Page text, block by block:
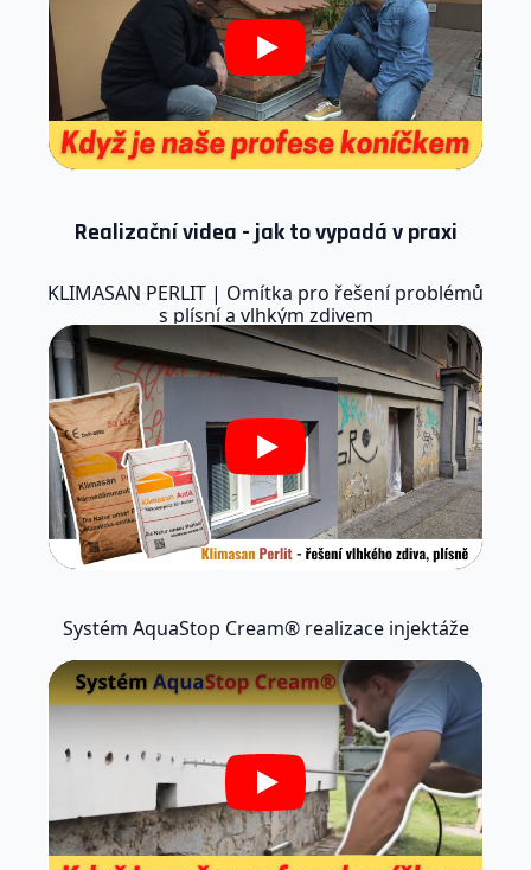
Play
Realizační videa - jak to vypadá v praxi
KLIMASAN PERLIT | Omítka pro řešení problémů
s plísní a vlhkým zdivem
Play
Systém AquaStop Cream® realizace injektáže
Play